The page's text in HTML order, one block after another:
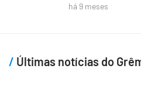
há 9 meses
Últimas notícias do